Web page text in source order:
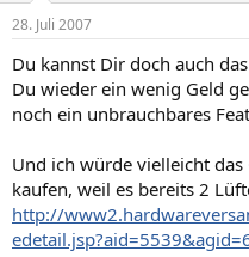
28. Juli 2007
Du kannst Dir doch auch
Du wieder ein wenig Geld
noch ein unbrauchbares
Und ich würde vielleicht
kaufen, weil es bereits 2
http://